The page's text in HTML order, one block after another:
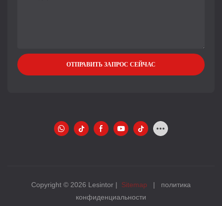
ОТПРАВИТЬ ЗАПРОС СЕЙЧАС
Copyright © 2026 Lesintor | Sitemap |
политика
конфиденциальности